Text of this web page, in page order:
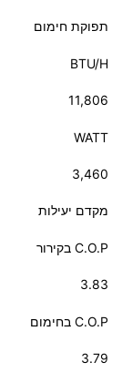
תפוקת חימום
BTU/H
11,806
WATT
3,460
מקדם יעילות
C.O.P בקירור
3.83
C.O.P בחימום
3.79